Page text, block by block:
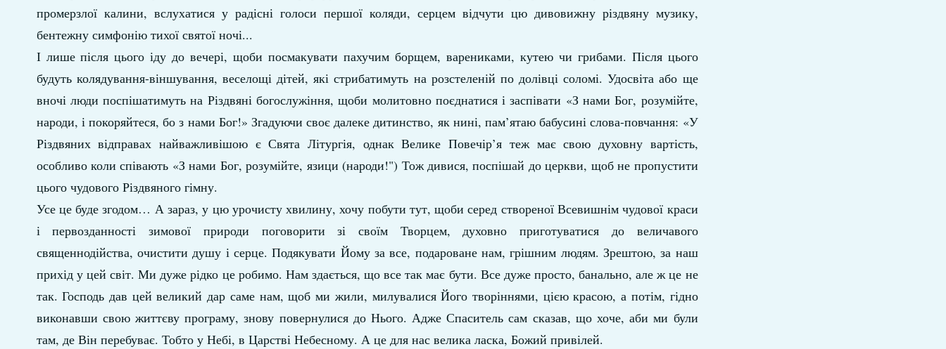
промерзлої калини, вслухатися у радісні голоси першої коляди, серцем відчути цю дивовижну різдвяну музику,
бентежну симфонію тихої святої ночі...
І лише після цього іду до вечері, щоби посмакувати пахучим борщем, варениками, кутею чи грибами. Після цього
будуть колядування-віншування, веселощі дітей, які стрибатимуть на розстеленій по долівці соломі. Удосвіта або ще
вночі люди поспішатимуть на Різдвяні богослужіння, щоби молитовно поєднатися і заспівати «З нами Бог, розумійте,
народи, і покоряйтеся, бо з нами Бог!» Згадуючи своє далеке дитинство, як нині, пам’ятаю бабусині слова-повчання: «У
Різдвяних відправах найважливішою є Свята Літургія, однак Велике Повечір’я теж має свою духовну вартість,
особливо коли співають «З нами Бог, розумійте, язици (народи!") Тож дивися, поспішай до церкви, щоб не пропустити
цього чудового Різдвяного гімну.
Усе це буде згодом… А зараз, у цю урочисту хвилину, хочу побути тут, щоби серед створеної Всевишнім чудової краси
і первозданності зимової природи поговорити зі своїм Творцем, духовно приготуватися до величавого
священнодійства, очистити душу і серце. Подякувати Йому за все, подароване нам, грішним людям. Зрештою, за наш
прихід у цей світ. Ми дуже рідко це робимо. Нам здається, що все так має бути. Все дуже просто, банально, але ж це не
так. Господь дав цей великий дар саме нам, щоб ми жили, милувалися Його творіннями, цією красою, а потім, гідно
виконавши свою життєву програму, знову повернулися до Нього. Адже Спаситель сам сказав, що хоче, аби ми були
там, де Він перебуває. Тобто у Небі, в Царстві Небесному. А це для нас велика ласка, Божий привілей.